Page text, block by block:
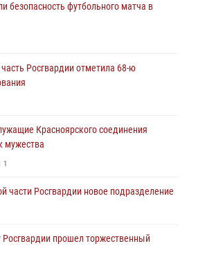
детей с тонкостями РХБ защиты
образования подразделения
безопасность футбольного матча в
Росгвардии отметила 68-ю
Красноярского соединения
мужества
1
части Росгвардии новое подразделение
прошел торжественный